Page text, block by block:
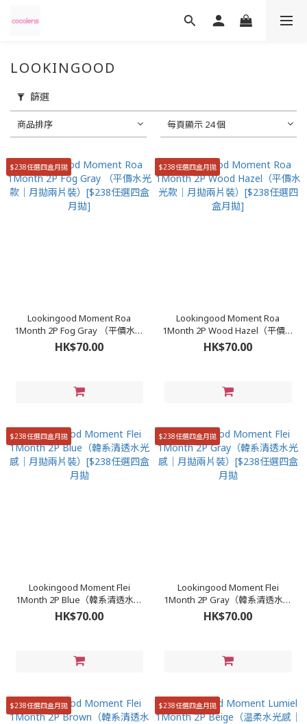
LOOKINGOOD
篩選
商品排序 每頁顯示 24 個
$238任選四盒月拋
Lookingood Moment Roa
1Month 2P Fog Gray （平價水光
款｜月拋兩片裝）[$238任選四盒
月拋]
HK$70.00
$238任選四盒月拋
Lookingood Moment Roa
1Month 2P Wood Hazel（平價水
光款｜月拋兩片裝）[$238任選四
盒月拋]
HK$70.00
$238任選四盒月拋
Lookingood Moment Flei
1Month 2P Blue（韓系清透水光
感｜月拋兩片裝）[$238任選四盒
月拋
HK$70.00
$238任選四盒月拋
Lookingood Moment Flei
1Month 2P Gray（韓系清透水光
感｜月拋兩片裝）[$238任選四盒
月拋
HK$70.00
$238任選四盒月拋 $238任選四盒月拋